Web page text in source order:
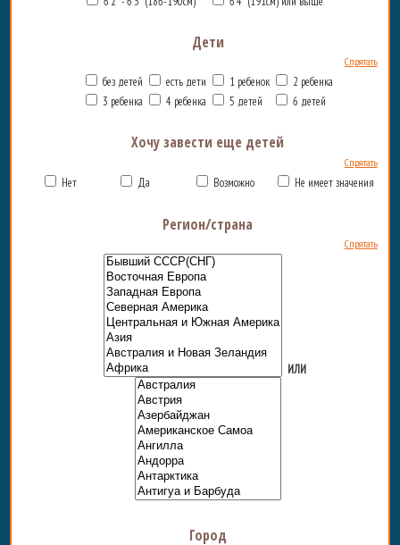
Дети
Спрятать
без детей есть дети 1 ребенок
2 ребенка
3 ребенка
4 ребенка 5 детей 6 детей
Хочу завести еще детей
Спрятать
Нет Да Возможно Не имеет значения
Регион/страна
Спрятать
ИЛИ
Город